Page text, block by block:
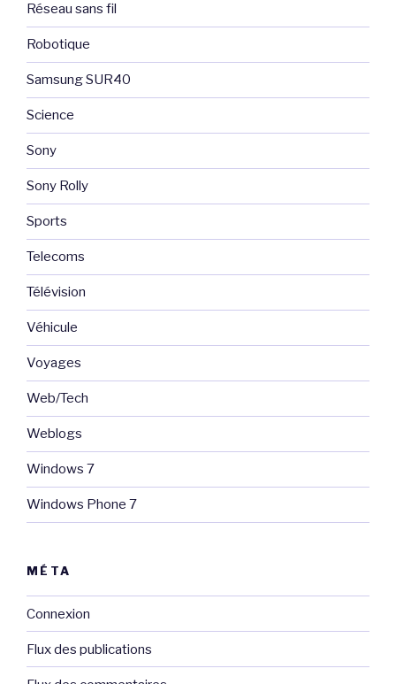
Réseau sans fil
Robotique
Samsung SUR40
Science
Sony
Sony Rolly
Sports
Telecoms
Télévision
Véhicule
Voyages
Web/Tech
Weblogs
Windows 7
Windows Phone 7
MÉTA
Connexion
Flux des publications